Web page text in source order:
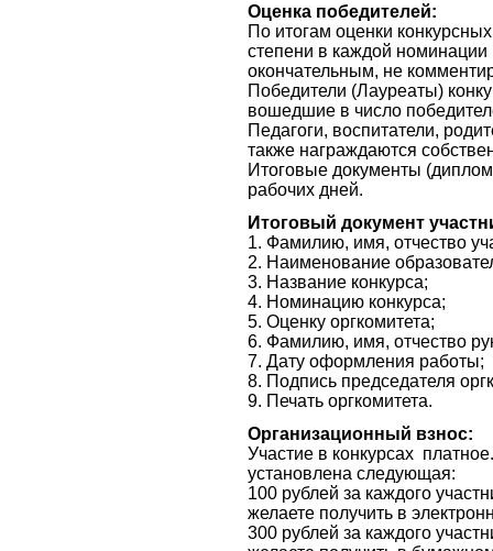
Оценка победителей:
По итогам оценки
степени в каждой номинации
окончательным, не
Победители (Лауреаты)
вошедшие в число
Педагоги, воспитатели,
также награждаются
Итоговые документы
рабочих дней.
Итоговый документ
1. Фамилию, имя, отчество
2. Наименование
3. Название конкурса;
4. Номинацию конкурса;
5. Оценку оргкомитета;
6. Фамилию, имя, отчество
7. Дату оформления работы;
8. Подпись председателя
9. Печать оргкомитета.
Организационный взнос:
Участие в конкурсах
установлена следующая:
100 рублей за каждого
желаете получить в
300 рублей за каждого